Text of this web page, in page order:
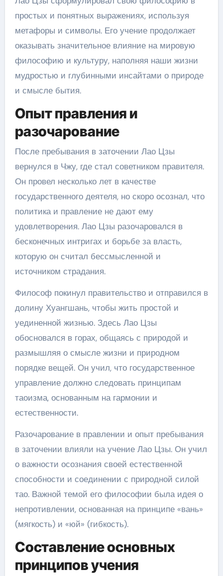
простых и понятных выражениях, используя
метафоры и символы. Его учение продолжает
оказывать значительное влияние на мировую
философию и культуру, наполняя наши жизни
мудростью и глубинными инсайтами о природе
и смысле бытия.
Опыт правления и
разочарование
После пребывания в заточении Лао Цзы
вернулся в Чжу, где стал советником правителя.
Он провел несколько лет в качестве
государственного деятеля, но скоро осознал, что
политика и правление не дают ему
удовлетворения. Лао Цзы разочаровался в
бесконечных интригах и борьбе за власть,
которую он считал бессмысленной и
источником страдания.
Философ покинул правительство и отправился в
долину Хуангшань, чтобы жить простой и
уединенной жизнью. Здесь Лао Цзы
обосновался в горах, общаясь с природой и
размышляя о смысле жизни и природном
порядке вещей. Он учил, что государственное
управление должно следовать принципам
таоизма, основанным на гармонии и
естественности.
Разочарование в правлении и опыт пребывания
в заточении влияли на учение Лао Цзы. Он учил
о важности осознания своей естественной
способности и соединении с природной силой
тао. Важной темой его философии была идея о
непротивлении, основанная на принципе «вань»
(мягкость) и «юй» (гибкость).
Составление основных
принципов учения